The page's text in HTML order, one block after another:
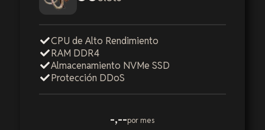
CPU de Alto Rendimiento
RAM DDR4
Almacenamiento NVMe SSD
Protección DDoS
-,--por mes